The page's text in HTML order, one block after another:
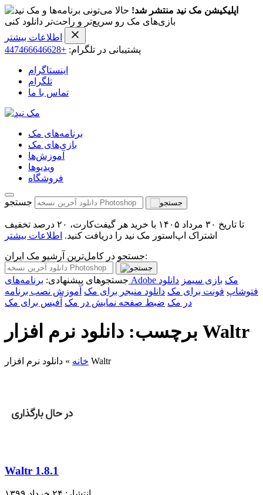
اپلیکیشن مک نید منتشر شد! حالا می‌تونی برنامه‌ها و
بازی‌های مک رو سریع‌تر و راحت‌تر دانلود کنی
اطلاعات بیشتر
پشتیبانی در تلگرام: +447466646628
اینستاگرام
تلگرام
تماس با ما
برنامه‌های مک
بازی‌های مک
آموزش‌ها
ویدیو‌ها
فروشگاه
جستجو
تا تاریخ ۳۰ مرداد ۱۴۰۵ با خرید هر گیفت‌کارت، ۲۰ درصد تخفیف
اشتراک اپ‌استور مک نید را دریافت کنید. اطلاعات بیشتر
جستجو در کامل‌ترین آرشیو مک ایران:
جستجوهای پیشنهادی: برنامه‌های Adobe مک بازی سیمز دانلود
فتوشاپ فونت برای مک دانلود منیجر برای مک آموزش نصب برنامه
در مک ضبط صفحه نمایش در مک آفیس برای مک
برچسب: دانلود نرم افزار Waltr
خانه » دانلود نرم افزار Waltr
Waltr 1.8.1